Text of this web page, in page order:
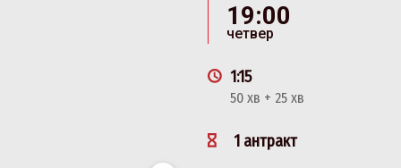
19:00
четвер
1:15
50 хв + 25 хв
1 антракт